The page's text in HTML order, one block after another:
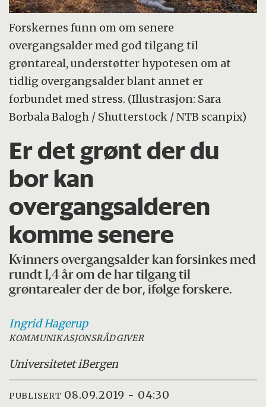
Forskernes funn om om senere
overgangsalder med god tilgang til
grøntareal, understøtter hypotesen om at
tidlig overgangsalder blant annet er
forbundet med stress. (Illustrasjon: Sara
Borbala Balogh / Shutterstock / NTB scanpix)
Er det grønt der du
bor kan
overgangsalderen
komme senere
Kvinners overgangsalder kan forsinkes med
rundt 1,4 år om de har tilgang til
grøntarealer der de bor, ifølge forskere.
IngridHagerup
KOMMUNIKASJONSRÅDGIVER
Universitetet iBergen
PUBLISERT 08.09.2019 - 04:30